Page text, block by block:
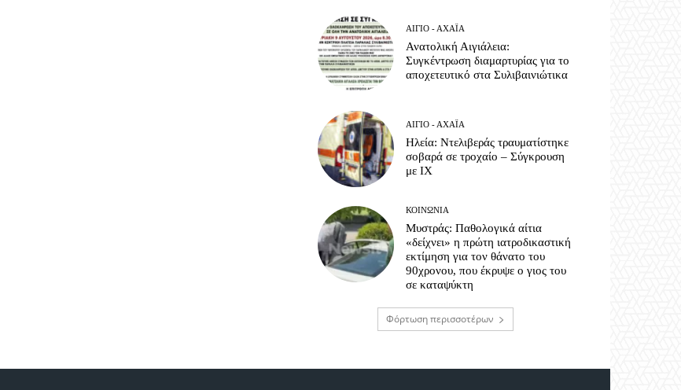
ΑΊΓΙΟ - ΑΧΑΪ́Α
Ανατολική Αιγιάλεια:
Συγκέντρωση διαμαρτυρίας για το
αποχετευτικό στα Συλιβαινιώτικα
ΑΊΓΙΟ - ΑΧΑΪ́Α
Ηλεία: Ντελιβεράς τραυματίστηκε
σοβαρά σε τροχαίο – Σύγκρουση
με ΙΧ
ΚΟΙΝΩΝΊΑ
Μυστράς: Παθολογικά αίτια
«δείχνει» η πρώτη ιατροδικαστική
εκτίμηση για τον θάνατο του
90χρονου, που έκρυψε ο γιος του
σε καταψύκτη
Φόρτωση περισσοτέρων